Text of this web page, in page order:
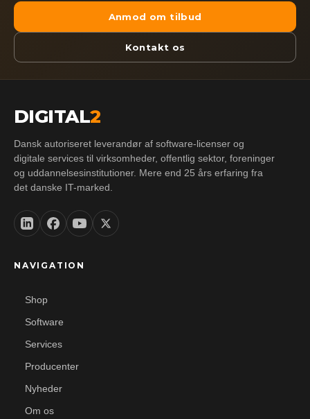
Anmod om tilbud
Kontakt os
DIGITAL2
Dansk autoriseret leverandør af software-licenser og
digitale services til virksomheder, offentlig sektor, foreninger
og uddannelsesinstitutioner. Mere end 25 års erfaring fra
det danske IT-marked.
NAVIGATION
Shop
Software
Services
Producenter
Nyheder
Om os